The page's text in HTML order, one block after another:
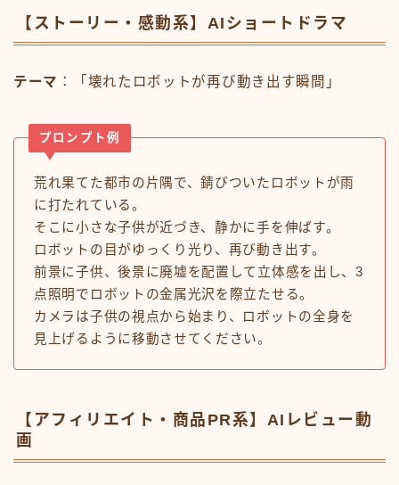
【ストーリー・感動系】AIショートドラマ
テーマ ：「壊れたロボットが再び動き出す瞬間」
プロンプト例
荒れ果てた都市の片隅で、錆びついたロボットが雨
に打たれている。
そこに小さな子供が近づき、静かに手を伸ばす。
ロボットの目がゆっくり光り、再び動き出す。
前景に子供、後景に廃墟を配置して立体感を出し、3
点照明でロボットの金属光沢を際立たせる。
カメラは子供の視点から始まり、ロボットの全身を
見上げるように移動させてください。
【アフィリエイト・商品PR系】AIレビュー動
画